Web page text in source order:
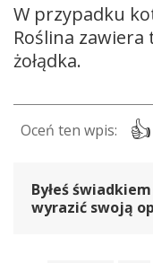
W przypadku
Roślina
żołądka.
Byłeś
wyrazić swoją